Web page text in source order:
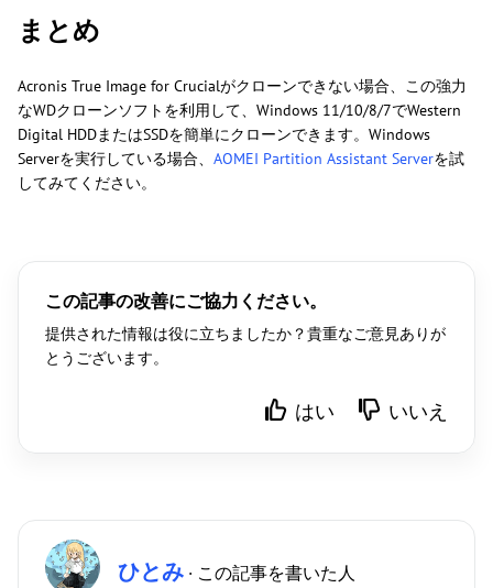
まとめ
Acronis True Image for Crucialがクローンできない場合、この強力
なWDクローンソフトを利用して、Windows 11/10/8/7でWestern
Digital HDDまたはSSDを簡単にクローンできます。Windows
Serverを実行している場合、 AOMEI Partition Assistant Serverを試
してみてください。
この記事の改善にご協力ください。
提供された情報は役に立ちましたか？貴重なご意見ありが
とうございます。
はい いいえ
ひとみ · この記事を書いた人